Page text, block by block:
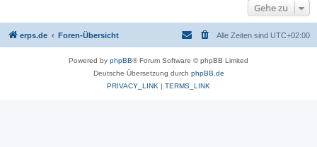
Gehe zu
erps.de Foren-Übersicht Alle Zeiten sind UTC+02:00
Powered by phpBB® Forum Software © phpBB Limited
Deutsche Übersetzung durch phpBB.de
PRIVACY_LINK | TERMS_LINK